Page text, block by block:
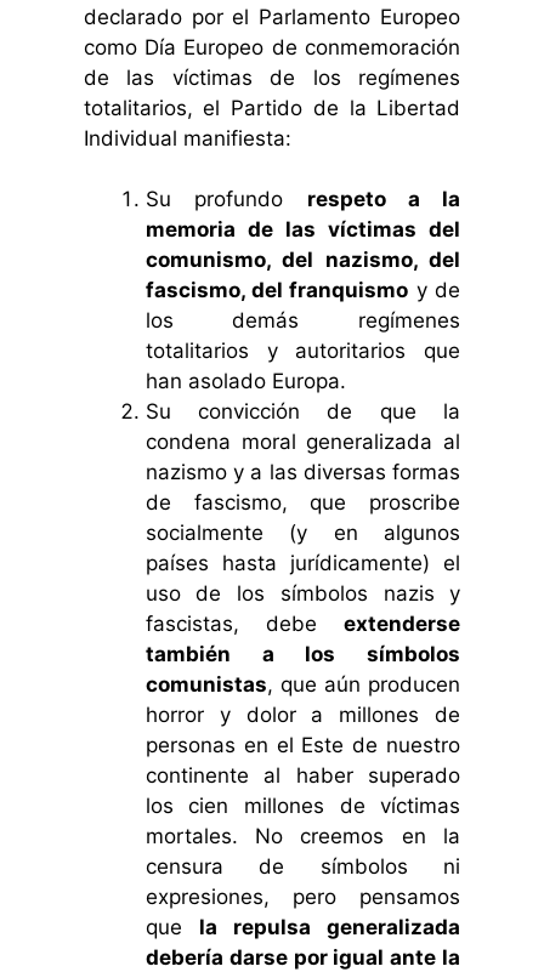
declarado por el Parlamento Europeo
como Día Europeo de conmemoración
de las víctimas de los regímenes
totalitarios, el Partido de la Libertad
Individual manifiesta:
Su profundo respeto a la
memoria de las víctimas del
comunismo, del nazismo, del
fascismo, del franquismo y de
los demás regímenes
totalitarios y autoritarios que
han asolado Europa.
Su convicción de que la
condena moral generalizada al
nazismo y a las diversas formas
de fascismo, que proscribe
socialmente (y en algunos
países hasta jurídicamente) el
uso de los símbolos nazis y
fascistas, debeextenderse
también a los símbolos
comunistas, que aún producen
horror y dolor a millones de
personas en el Este de nuestro
continente al haber superado
los cien millones de víctimas
mortales. No creemos en la
censura de símbolos ni
expresiones, pero pensamos
que la repulsa generalizada
debería darse por igual ante la